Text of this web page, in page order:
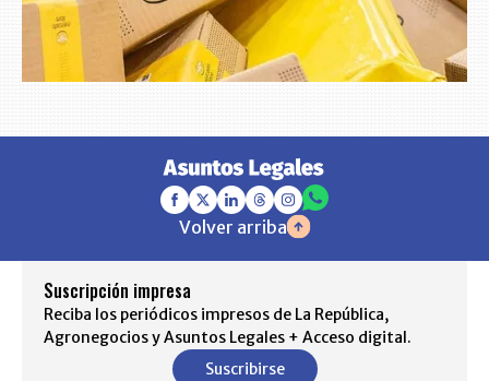
Volver arriba
Suscripción impresa
Reciba los periódicos impresos de La República,
Agronegocios y Asuntos Legales + Acceso digital.
Suscribirse